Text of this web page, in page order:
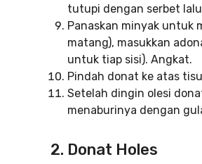
tutupi dengan serbet lalu
Panaskan minyak untuk
matang), masukkan
untuk tiap sisi). Angkat.
Pindah donat ke atas
Setelah dingin olesi
menaburinya dengan
2. Donat Holes